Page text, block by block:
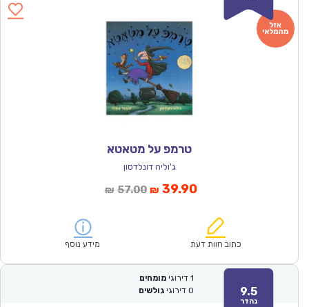
טרמפ על מטאטא
ג'וליה דונלדסון
₪ 57.00המחיר
₪57.00.
₪ 39.90המחיר
הוא:
כתוב חוות דעת מידע נוסף
9.5
נהדר
1 דירוגי מומחים
0 דירוגי גולשים